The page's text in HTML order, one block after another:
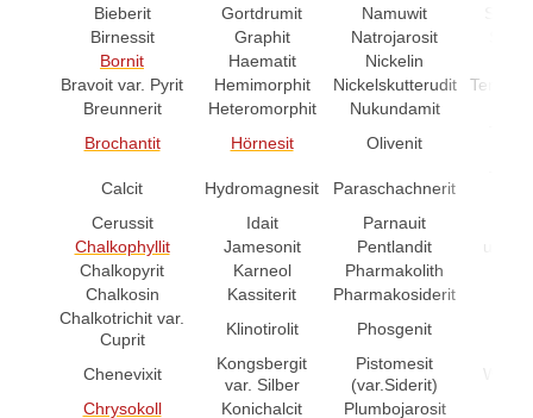
Bieberit
Gortdrumit Namuwit
Birnessit
Graphit Natrojarosit
Bornit
Haematit Nickelin
Bravoit var. Pyrit
Hemimorphit Nickelskutterudit
Breunnerit
Heteromorphit Nukundamit
Brochantit
Hörnesit Olivenit
Calcit
Hydromagnesit Paraschachnerit
Cerussit
Idait Parnauit
Chalkophyllit
Jamesonit Pentlandit
Chalkopyrit
Karneol Pharmakolith
Chalkosin
Kassiterit Pharmakosiderit
Chalkotrichit var.
Cuprit
Klinotirolit Phosgenit
Chenevixit
Kongsbergit
var. Silber
Pistomesit
(var.Siderit)
Chrysokoll
Konichalcit Plumbojarosit